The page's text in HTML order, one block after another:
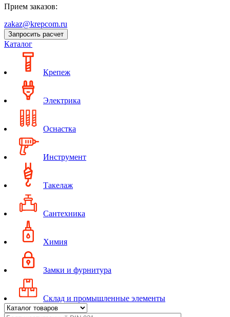
Прием заказов:
zakaz@krepcom.ru
Запросить расчет
Каталог
Крепеж
Электрика
Оснастка
Инструмент
Такелаж
Сантехника
Химия
Замки и фурнитура
Склад и промышленные элементы